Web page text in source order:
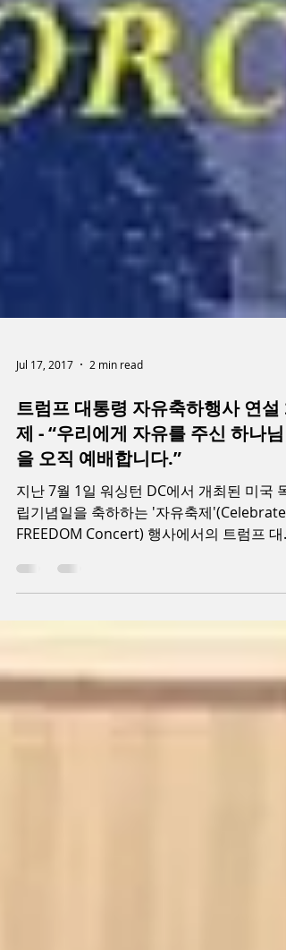
Jul 17, 2017 2 min read
트럼프 대통령 자유축하행사 연설
제 - “우리에게 자유를 주신 하나님
을 오직 예배합니다.”
지난 7월 1일 워싱턴 DC에서 개최된 미국 독
립기념일을 축하하는 '자유축제'(Celebrate
는 수백만 명의 미국인들이 가장 중요하게 여